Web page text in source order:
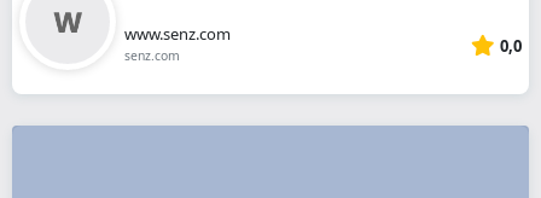
www.senz.com
senz.com 0,0